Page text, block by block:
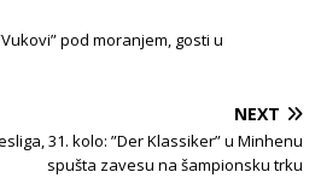
pod moranjem, gosti u
NEXT
31. kolo: ”Der Klassiker” u Minhenu
spušta zavesu na šampionsku trku